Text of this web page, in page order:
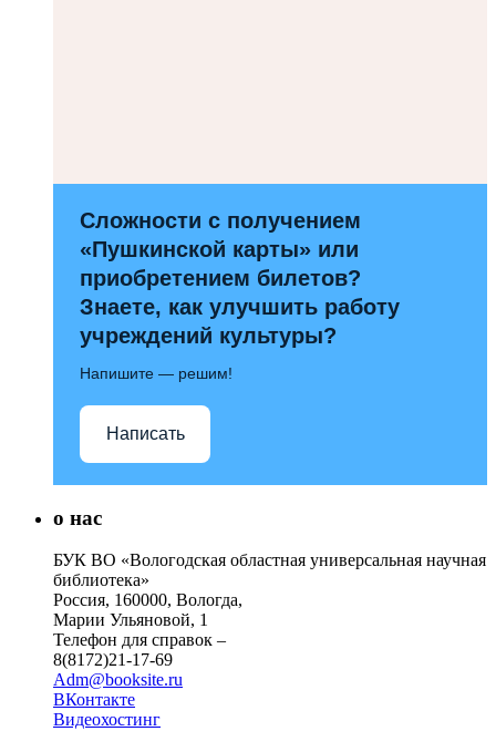
Сложности с получением
«Пушкинской карты» или
приобретением билетов?
Знаете, как улучшить работу
учреждений культуры?
Напишите — решим!
Написать
о нас
БУК ВО «Вологодская областная универсальная научная
библиотека»
Россия, 160000, Вологда,
Марии Ульяновой, 1
Телефон для справок –
8(8172)21-17-69
Adm@booksite.ru
ВКонтакте
Видеохостинг